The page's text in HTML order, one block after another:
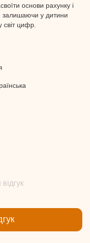
основи рахунку і
залишаючи у дитини
світ цифр.